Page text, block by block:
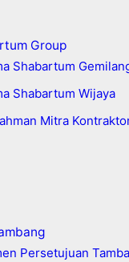
Group
Shabartum
Shabartum Wijaya
Mitra
Persetujuan